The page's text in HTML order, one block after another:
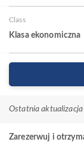
Class
Klasa ekonomiczna
Ostatnia aktualizacja
Zarezerwuj i